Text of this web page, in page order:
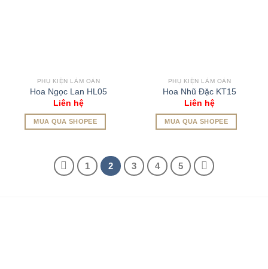
PHỤ KIỆN LÀM OẢN
Hoa Ngọc Lan HL05
Liên hệ
MUA QUA SHOPEE
PHỤ KIỆN LÀM OẢN
Hoa Nhũ Đặc KT15
Liên hệ
MUA QUA SHOPEE
1 2 3 4 5